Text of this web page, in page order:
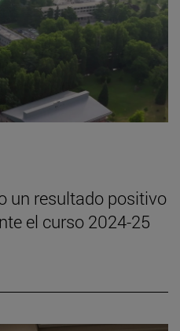
un resultado positivo
el curso 2024-25